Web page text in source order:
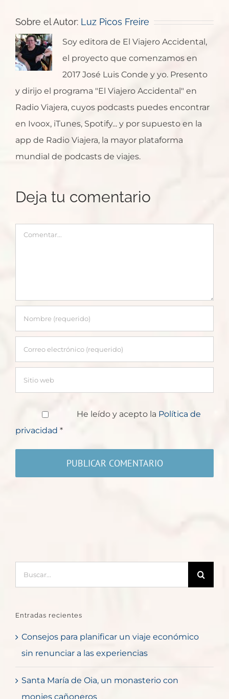
Sobre el Autor: Luz Picos Freire
Soy editora de El Viajero Accidental,
el proyecto que comenzamos en
2017 José Luis Conde y yo. Presento
y dirijo el programa "El Viajero Accidental" en
Radio Viajera, cuyos podcasts puedes encontrar
en Ivoox, iTunes, Spotify... y por supuesto en la
app de Radio Viajera, la mayor plataforma
mundial de podcasts de viajes.
Deja tu comentario
Comentar
He leído y acepto la Política de
privacidad *
Entradas recientes
Consejos para planificar un viaje económico
sin renunciar a las experiencias
Santa María de Oia, un monasterio con
monjes cañoneros